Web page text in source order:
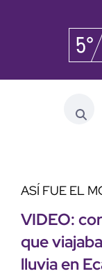
ASÍ FUE EL
VIDEO:
que
lluvia en